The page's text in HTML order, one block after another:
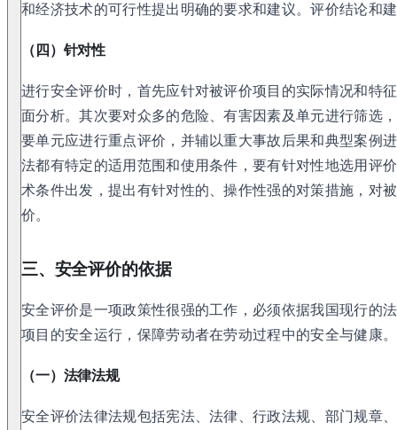
和经济技术的可行性提出明确的要求和建议。评价结论和
（四）针对性
进行安全评价时，首先应针对被评价项目的实际情况和特
面分析。其次要对众多的危险、有害因素及单元进行筛选
要单元应进行重点评价，并辅以重大事故后果和典型案例
法都有特定的适用范围和使用条件，要有针对性地选用评
术条件出发，提出有针对性的、操作性强的对策措施，对
价。
三、安全评价的依据
安全评价是一项政策性很强的工作，必须依据我国现行的
项目的安全运行，保障劳动者在劳动过程中的安全与健康。
（一）法律法规
安全评价法律法规包括宪法、法律、行政法规、部门规章